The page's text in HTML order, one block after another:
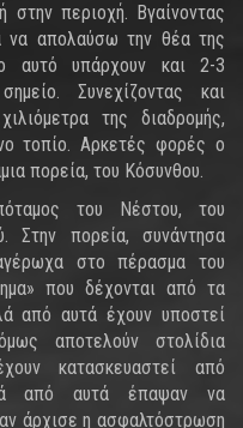
περιοχή. Βγαίνοντας
να απολαύσω την θέα της
αυτό υπάρχουν και 2-3
Συνεχίζοντας και
της διαδρομής,
τοπίο. Αρκετές φορές ο
πορεία, του Κόσυνθου.
του Νέστου, του
Στην πορεία, συνάντησα
στο πέρασμα του
που δέχονται από τα
από αυτά έχουν υποστεί
αποτελούν στολίδια
κατασκευαστεί από
από αυτά έπαψαν να
άρχισε η ασφαλτόστρωση